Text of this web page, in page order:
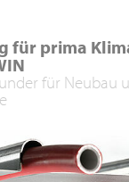
für prima
für Neubau